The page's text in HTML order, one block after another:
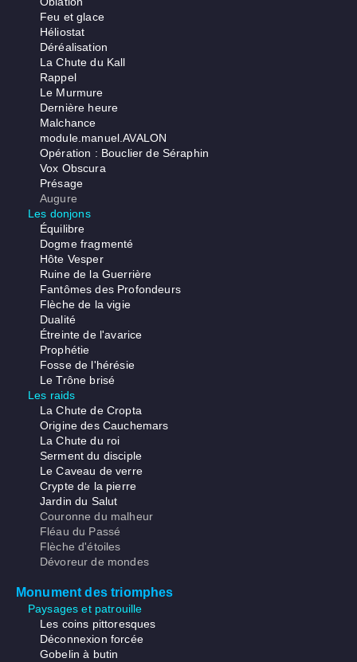
Feu et glace
Héliostat
Déréalisation
La Chute du Kall
Rappel
Le Murmure
Dernière heure
Malchance
module.manuel.AVALON
Opération : Bouclier de Séraphin
Vox Obscura
Présage
Augure
Les donjons
Équilibre
Dogme fragmenté
Hôte Vesper
Ruine de la Guerrière
Fantômes des Profondeurs
Flèche de la vigie
Dualité
Étreinte de l'avarice
Prophétie
Fosse de l'hérésie
Le Trône brisé
Les raids
La Chute de Cropta
Origine des Cauchemars
La Chute du roi
Serment du disciple
Le Caveau de verre
Crypte de la pierre
Jardin du Salut
Couronne du malheur
Fléau du Passé
Flèche d'étoiles
Dévoreur de mondes
Monument des triomphes
Paysages et patrouille
Les coins pittoresques
Déconnexion forcée
Gobelin à butin